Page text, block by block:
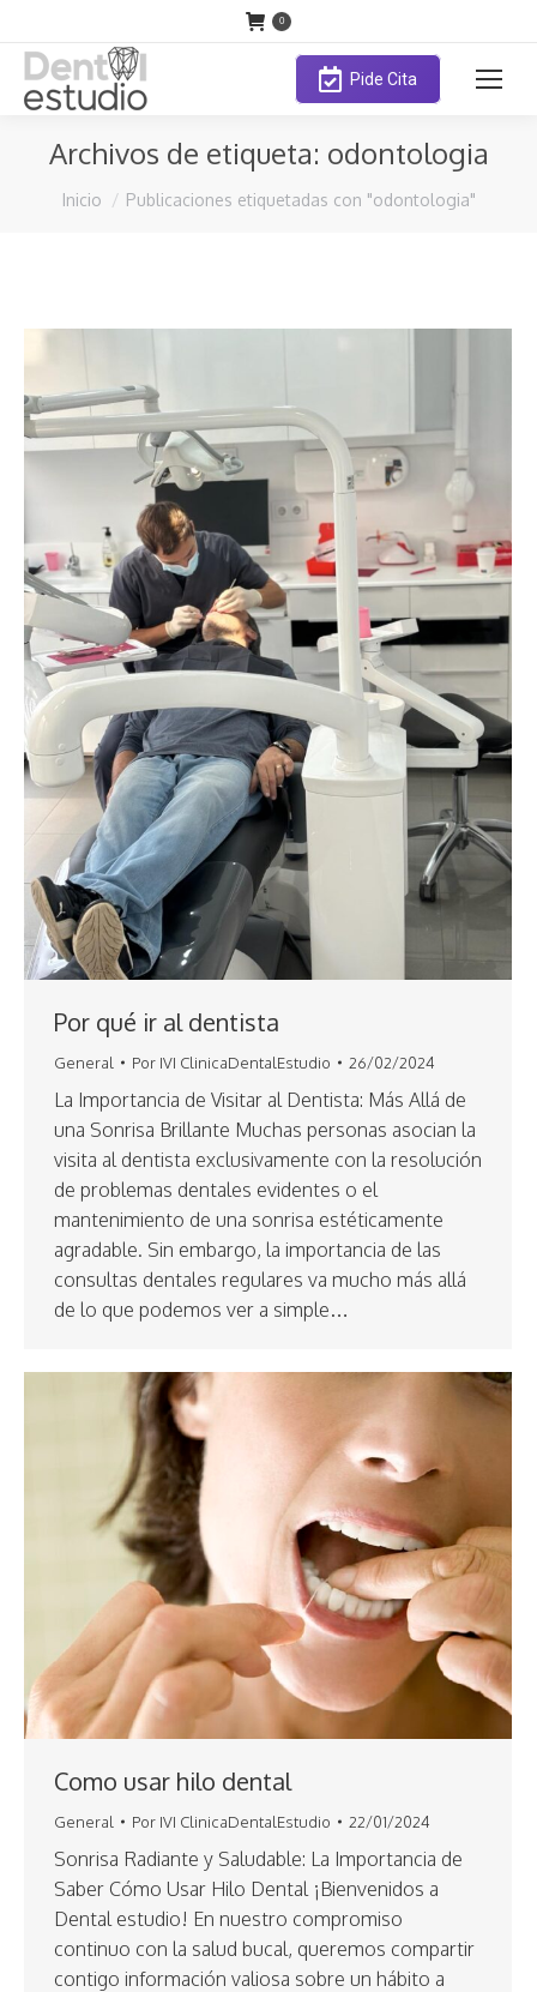
0
Pide Cita
Archivos de etiqueta: odontologia
Estás aquí:
Inicio Publicaciones etiquetadas con "odontologia"
Por qué ir al dentista
General Por IVI ClinicaDentalEstudio 26/02/2024
La Importancia de Visitar al Dentista: Más Allá de
una Sonrisa Brillante Muchas personas asocian la
visita al dentista exclusivamente con la resolución
de problemas dentales evidentes o el
mantenimiento de una sonrisa estéticamente
agradable. Sin embargo, la importancia de las
consultas dentales regulares va mucho más allá
de lo que podemos ver a simple…
Como usar hilo dental
General Por IVI ClinicaDentalEstudio 22/01/2024
Sonrisa Radiante y Saludable: La Importancia de
Saber Cómo Usar Hilo Dental ¡Bienvenidos a
Dental estudio! En nuestro compromiso
continuo con la salud bucal, queremos compartir
contigo información valiosa sobre un hábito a